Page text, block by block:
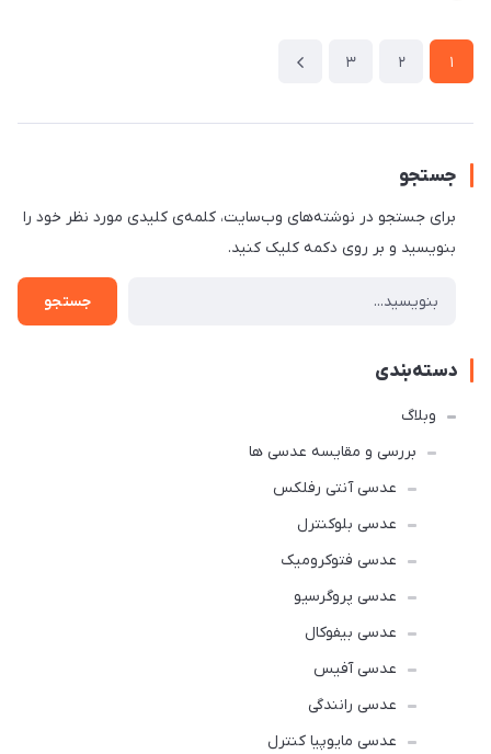
1
2
3
جستجو
برای جستجو در نوشته‌های وب‌سایت، کلمه‌ی کلیدی مورد نظر خود را
بنویسید و بر روی دکمه کلیک کنید.
جستجو
دسته‌بندی
وبلاگ
بررسی و مقایسه عدسی ها
عدسی آنتی رفلکس
عدسی بلوکنترل
عدسی فتوکرومیک
عدسی پروگرسیو
عدسی بیفوکال
عدسی آفیس
عدسی رانندگی
عدسی مایوپیا کنترل